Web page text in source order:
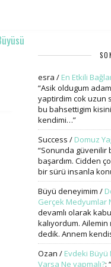
esra / En Etkili
“Asik oldugum
yaptirdim cok uzun
bu bahsettigim
kendimi…”
Success / Domuz
“Sonunda güvenilir
başardım. Cidden
bir sürü insanla
Büyü deneyimim /
Gerçek Medyumlar
devamlı olarak
kalıyordum. Ailemin
dedik. Annem
Ozan / Evdeki Büyü
Varsa Ne yapmalı?: “